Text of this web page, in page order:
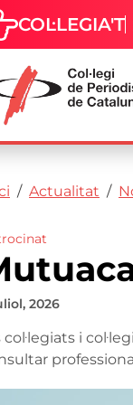
COL·LEGIA'T
Actualitat
2026
col·legiats i